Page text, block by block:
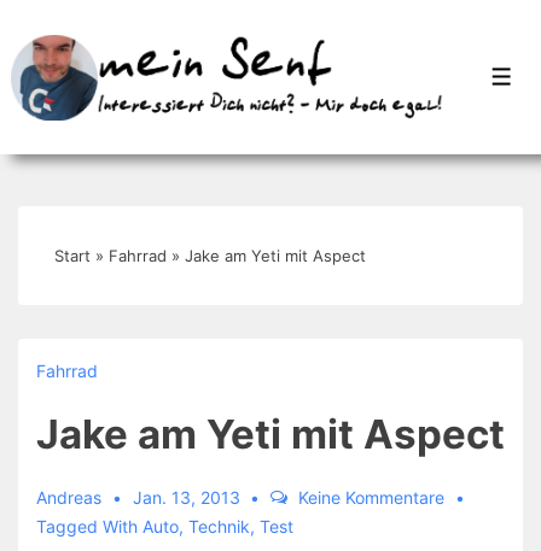
Zum
Inhalt
Start » Fahrrad » Jake am Yeti mit Aspect
Fahrrad
Jake am Yeti mit Aspect
Andreas Jan. 13, 2013
Keine Kommentare
Tagged With Auto, Technik, Test